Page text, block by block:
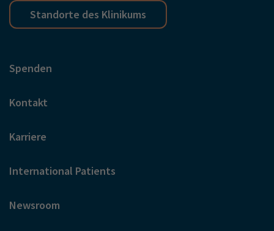
Standorte des Klinikums
Spenden
Kontakt
Karriere
International Patients
Newsroom